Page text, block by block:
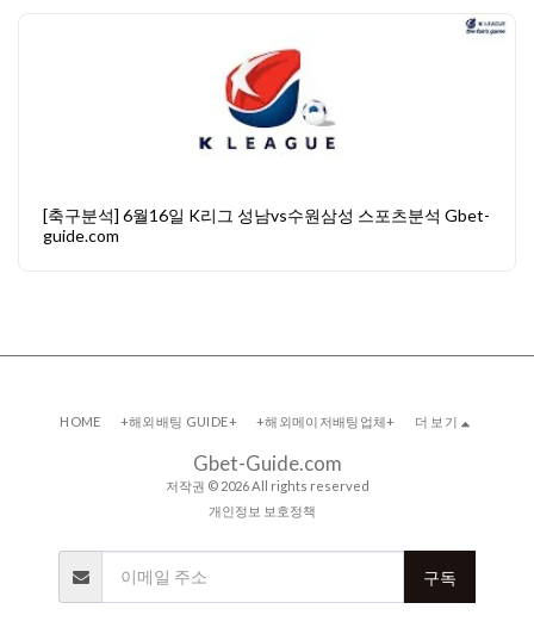
[축구분석] 6월16일 K리그 성남vs수원삼성 스포츠분석 Gbet-
guide.com
Gbet-Guide.com
저작권 © 2026 All rights reserved
개인정보 보호정책
HOME +해외배팅 GUIDE+ +해외메이저배팅업체+ 더 보기
구독